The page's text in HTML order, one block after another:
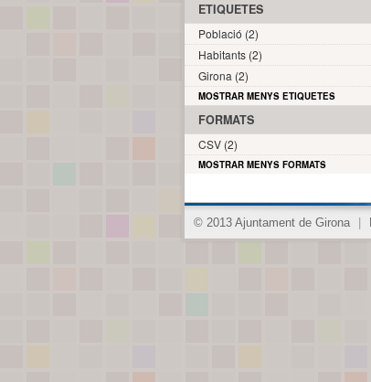
ETIQUETES
Població (2)
Habitants (2)
Girona (2)
MOSTRAR MENYS ETIQUETES
FORMATS
CSV (2)
MOSTRAR MENYS FORMATS
© 2013 Ajuntament de Girona